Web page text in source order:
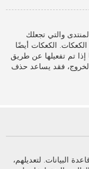
والتي تجعلك
الكعكات أيضًا
تم تفعيلها عن طريق
فقد يساعد حذف
البيانات. لتعديلهم،